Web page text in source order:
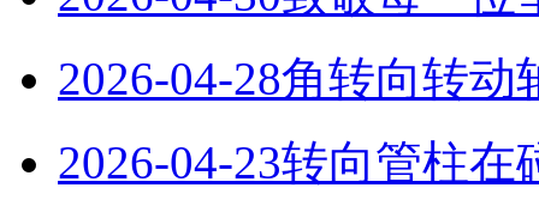
2026-04-28角转向转动
2026-04-23转向管柱在